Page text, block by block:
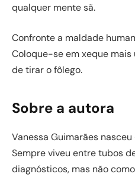
qualquer mente sã.
Confronte a maldade
Coloque-se em xeque mais
de tirar o fôlego.
Sobre a autora
Vanessa Guimarães nasceu
Sempre viveu entre tubos
diagnósticos, mas não